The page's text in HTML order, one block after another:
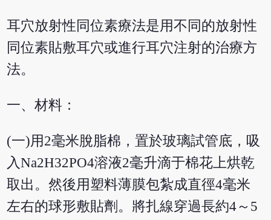
耳穴放射性同位素療法是用不同的放射性
同位素貼敷耳穴或進行耳穴注射的治療方
法。
一、材料：
(一)用2毫米脫脂棉，置於玻璃試管底，吸
入Na2H32PO4溶液2毫升滴于棉花上烘乾
取出。然後用塑料薄膜包紮成直徑4毫米
左右的球形敷貼劑。將扎線穿過長約4～5